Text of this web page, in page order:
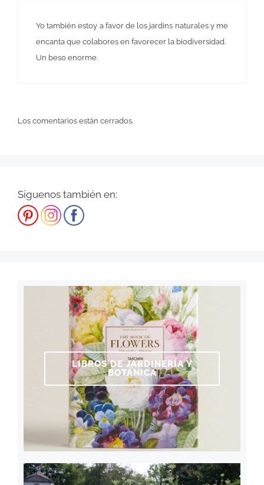
Yo también estoy a favor de los jardins naturales y me
encanta que colabores en favorecer la biodiversidad.
Un beso enorme.
Los comentarios están cerrados.
Síguenos también en:
LIBROS DE JARDINERÍA Y
BOTÁNICA